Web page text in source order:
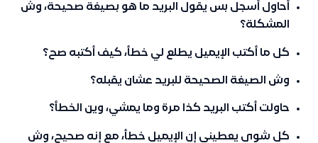
أحاول أسجل بس يقول البريد ما هو بصيغة صحيحة، وش
المشكلة؟
كل ما أكتب الإيميل يطلع لي خطأ، كيف أكتبه صح؟
وش الصيغة الصحيحة للبريد عشان يقبله؟
حاولت أكتب البريد كذا مرة وما يمشي، وين الخطأ؟
كل شوي يعطيني إن الإيميل خطأ، مع إنه صحيح، وش